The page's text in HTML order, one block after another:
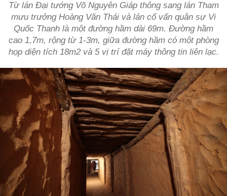
Từ lán Đại tướng Võ Nguyên Giáp thông sang lán Tham
mưu trưởng Hoàng Văn Thái và lán cố vấn quân sự Vi
Quốc Thanh là một đường hầm dài 69m. Đường hầm
cao 1,7m, rộng từ 1-3m, giữa đường hầm có một phòng
họp diện tích 18m2 và 5 vị trí đặt máy thông tin liên lạc.